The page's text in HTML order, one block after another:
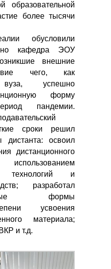
образовательной
более тысячи
обусловили
кафедра ЭОУ
внешние
чего, как
вуза, успешно
форму
пандемии.
сроки решил
дистанта: освоил
дистанционного
технологий и
разработал
формы
усвоения
материала;
и т.д.